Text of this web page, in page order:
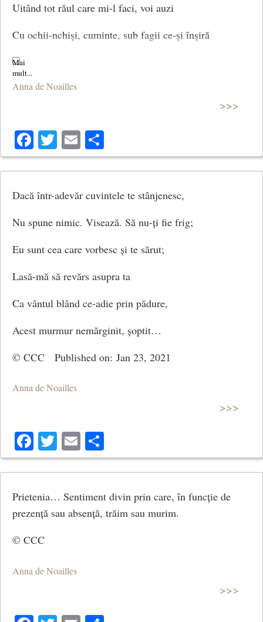
Uitând tot răul care mi-l faci, voi auzi
Cu ochii-nchişi, cuminte, sub fagii ce-şi înşiră
Acolo rămurişul cu umbrele-argintii,
Frunzişul tot cum paşnic şi liniştit, respiră!
Anna de Noailles
>>>
Facebook
Twitter
Email
Dacă într-adevăr cuvintele te stânjenesc,
Nu spune nimic. Visează. Să nu-ți fie frig;
Eu sunt cea care vorbesc și te sărut;
Lasă-mă să revărs asupra ta
Ca vântul blând ce-adie prin pădure,
Acest murmur nemărginit, șoptit…
© CCC Published on: Jan 23, 2021
Anna de Noailles
>>>
Facebook
Twitter
Email
Prietenia… Sentiment divin prin care, în funcție de
prezență sau absență, trăim sau murim.
© CCC
Anna de Noailles
>>>